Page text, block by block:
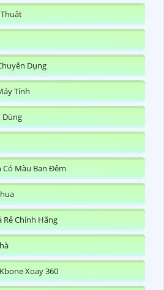
Dụng
Tính
Dùng
Có Màu Ban Đêm
Rẻ Chính Hãng
Xoay 360